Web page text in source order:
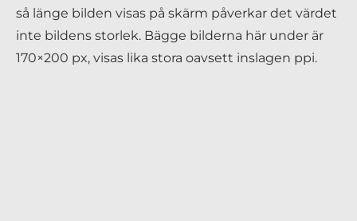
så länge bilden visas på skärm påverkar det värdet
inte bildens storlek. Bägge bilderna här under är
170×200 px, visas lika stora oavsett inslagen ppi.